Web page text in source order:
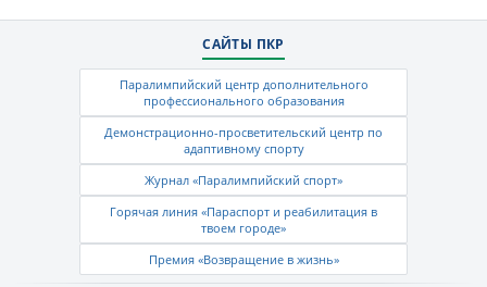
САЙТЫ ПКР
Паралимпийский центр дополнительного
профессионального образования
Демонстрационно-просветительский центр по
адаптивному спорту
Журнал «Паралимпийский спорт»
Горячая линия «Параспорт и реабилитация в
твоем городе»
Премия «Возвращение в жизнь»